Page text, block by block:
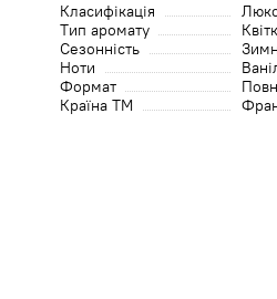
Класифікація
Тип аромату
Сезонність
Ноти
Формат
Країна ТМ